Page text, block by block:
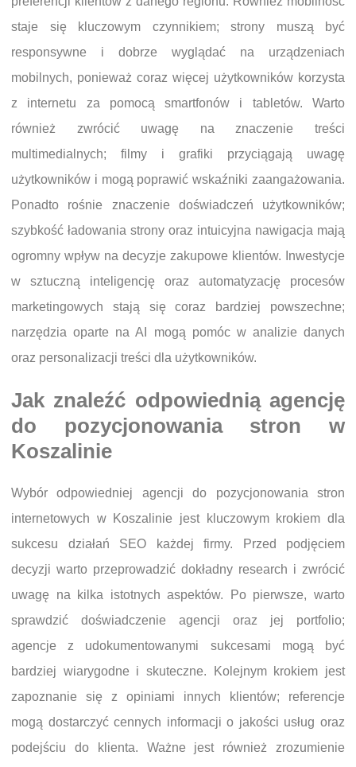
staje się kluczowym czynnikiem; strony muszą być
responsywne i dobrze wyglądać na urządzeniach
mobilnych, ponieważ coraz więcej użytkowników korzysta
z internetu za pomocą smartfonów i tabletów. Warto
również zwrócić uwagę na znaczenie treści
multimedialnych; filmy i grafiki przyciągają uwagę
użytkowników i mogą poprawić wskaźniki zaangażowania.
Ponadto rośnie znaczenie doświadczeń użytkowników;
szybkość ładowania strony oraz intuicyjna nawigacja mają
ogromny wpływ na decyzje zakupowe klientów. Inwestycje
w sztuczną inteligencję oraz automatyzację procesów
marketingowych stają się coraz bardziej powszechne;
narzędzia oparte na AI mogą pomóc w analizie danych
oraz personalizacji treści dla użytkowników.
Jak znaleźć odpowiednią agencję
do pozycjonowania stron w
Koszalinie
Wybór odpowiedniej agencji do pozycjonowania stron
internetowych w Koszalinie jest kluczowym krokiem dla
sukcesu działań SEO każdej firmy. Przed podjęciem
decyzji warto przeprowadzić dokładny research i zwrócić
uwagę na kilka istotnych aspektów. Po pierwsze, warto
sprawdzić doświadczenie agencji oraz jej portfolio;
agencje z udokumentowanymi sukcesami mogą być
bardziej wiarygodne i skuteczne. Kolejnym krokiem jest
zapoznanie się z opiniami innych klientów; referencje
mogą dostarczyć cennych informacji o jakości usług oraz
podejściu do klienta. Ważne jest również zrozumienie